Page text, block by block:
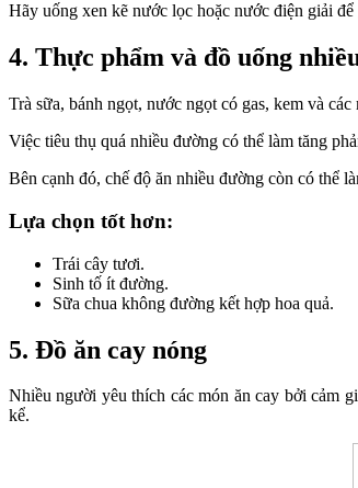
Hãy uống xen kẽ nước lọc hoặc nước điện giải
4. Thực phẩm và đồ uống
Trà sữa, bánh ngọt, nước ngọt có gas, kem và
Việc tiêu thụ quá nhiều đường có thể làm tăng
Bên cạnh đó, chế độ ăn nhiều đường còn có thể
Lựa chọn tốt hơn:
Trái cây tươi.
Sinh tố ít đường.
Sữa chua không đường kết hợp hoa quả.
5. Đồ ăn cay nóng
Nhiều người yêu thích các món ăn cay bởi cảm
kể.